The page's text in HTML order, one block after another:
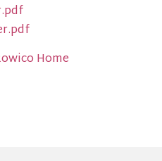
Home